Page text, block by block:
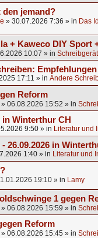
den jemand?
» 30.07.2026 7:36 » in Das
+ Kaweco DIY Sport
10:07 » in
Empfehlungen
17:11 » in Andere
Reform
» 06.08.2026 15:52 » in
Winterthur CH
9:50 » in Literatur und
26.09.2026 in
1:40 » in Literatur und
19:10 » in Lamy
1 gegen
» 06.08.2026 15:59 » in
Reform
» 06.08.2026 15:45 » in